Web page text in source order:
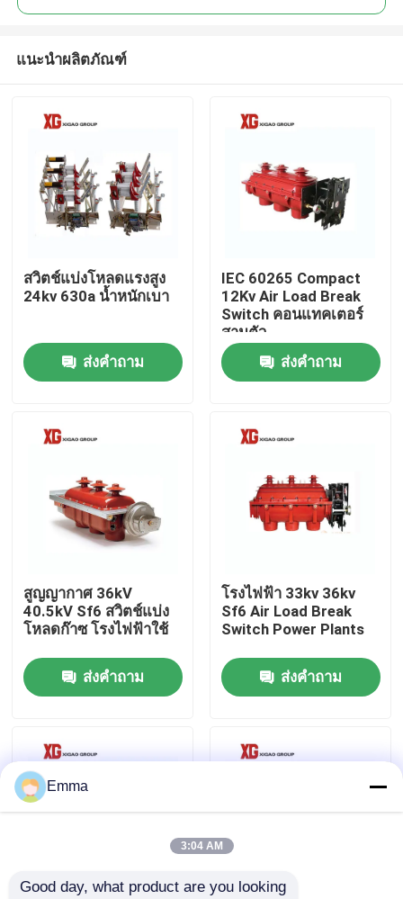
บ้าน
สินค้า
เกี่ยวกับเรา
ทัวร์โรงงาน
ควบคุมคุณภาพ
ติดต่อเรา
สวิตช์แบ่งโหลดอากาศ
สวิตช์จ่ายไฟ
แนะนำผลิตภัณฑ์
สวิตช์แบ่งโหลดแรงสูง
24kv 630a น้ำหนักเบา
ส่งคำถาม
IEC 60265 Compact
12Kv Air Load Break
Switch คอนแทคเตอร์
สามตัว
ส่งคำถาม
สูญญากาศ 36kV
40.5kV Sf6 สวิตช์แบ่ง
โหลดก๊าซ โรงไฟฟ้าใช้
ส่งคำถาม
โรงไฟฟ้​​า 33kv 36kv
Sf6 Air Load Break
Switch Power Plants
ส่งคำถาม
Emma
3:04 AM
Good day, what product are you looking